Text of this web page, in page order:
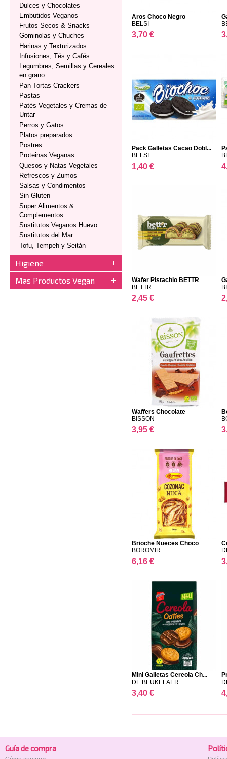
Dulces y Chocolates
Embutidos Veganos
Frutos Secos & Snacks
Gominolas y Chuches
Harinas y Texturizados
Infusiones, Tés y Cafés
Legumbres, Semillas y Cereales
en grano
Pan Tortas Crackers
Pastas
Patés Vegetales y Cremas de
Untar
Perros y Gatos
Platos preparados
Postres
Proteinas Veganas
Quesos y Natas Vegetales
Refrescos y Zumos
Salsas y Condimentos
Sin Gluten
Super Alimentos &
Complementos
Sustitutos Veganos Huevo
Sustitutos del Mar
Tofu, Tempeh y Seitán
Higiene
Mas Productos Vegan
Aros Choco Negro
BELSI
3,70 €
Pack Galletas Cacao Dobl...
BELSI
1,40 €
Wafer Pistachio BETTR
BETTR
2,45 €
Waffers Chocolate
BISSON
3,95 €
Brioche Nueces Choco
BOROMIR
6,16 €
Mini Galletas Cereola Ch...
DE BEUKELAER
3,40 €
Guía de compra